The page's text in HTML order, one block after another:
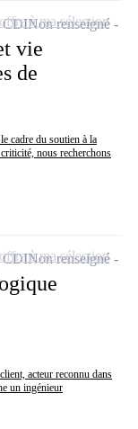
vie
de
cadre du soutien à la
nous recherchons
CDINon renseigné
à ma sélection
acteur reconnu dans
un ingénieur
CDINon renseigné
à ma sélection